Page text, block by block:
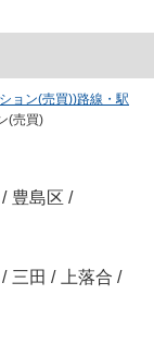
ョン(売買))路線・駅
(売買)
/ 豊島区 /
/ 三田 / 上落合 /